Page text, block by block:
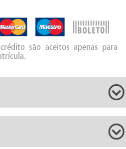
são aceitos apenas para